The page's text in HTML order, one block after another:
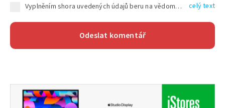
Vyplněním shora uvedených údajů beru na vědomí, že společnost TEXT FACTORY s.r.o., sídlem Brno, Durďákova 336/29, Černá Pole, PSČ: 613 00, IČ: 06157831, zapsané u Krajského soudu v Brně, oddíl C, vložka 100399, bude zpracovávat mé osobní údaje uvedené v rámci mnou vyplněného registračního formuláře na základě oprávněných zájmů TEXT FACTORY s.r.o. dle čl. 6 odst. 1 písm. f) GDPR a pro splnění právních povinností (čl. 6 odst. 1 písm. c) GDPR), a to pro tyto účely: nezbytnost zajistit oprávnění návštěvníka webových stránek provozovaných společností TEXT FACTORY s.r.o. přispívat aktivně ke zveřejněným článkům nebo v rámci diskusních fór a výkon práv TEXT FACTORY s.r.o. jako administrátora těchto diskusních fór. Více informací o zpracování osobních údajů a právech lze nalézt v celý text